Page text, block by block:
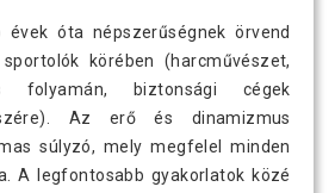
Kettlebell súlyzó
felület 20 kg
31 890 Ft
Kettlebell súlyzó
felülettel 4 kg
óta népszerűségnek örvend
körében (harcművészet,
folyamán, biztonsági cégek
Az erő és dinamizmus
súlyzó, mely megfelel minden
A legfontosabb gyakorlatok közé